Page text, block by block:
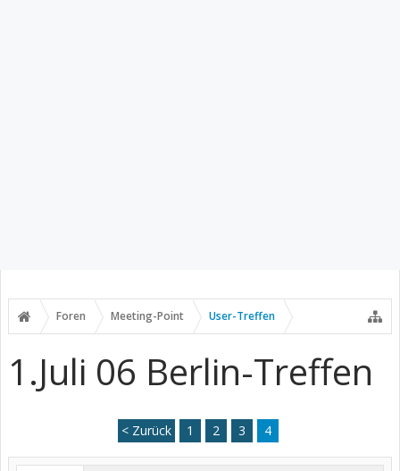
Foren Meeting-Point User-Treffen
1.Juli 06 Berlin-Treffen
< Zurück 1 2 3 4